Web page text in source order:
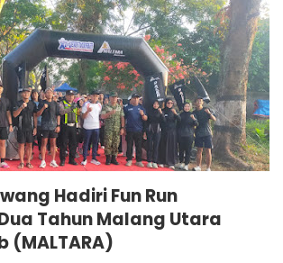
Hadiri Fun Run
Tahun Malang Utara
(MALTARA)